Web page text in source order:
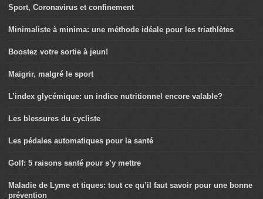
Sport, Coronavirus et confinement
Minimaliste à minima: une méthode idéale pour les triathlètes
Boostez votre sortie à jeun!
Maigrir, malgré le sport
L’index glycémique: un indice nutritionnel encore valable?
Les blessures du cycliste
Les pédales automatiques pour la santé
Golf: 5 raisons santé pour s’y mettre
Maladie de Lyme et tiques: tout ce qu’il faut savoir pour une bonne
prévention